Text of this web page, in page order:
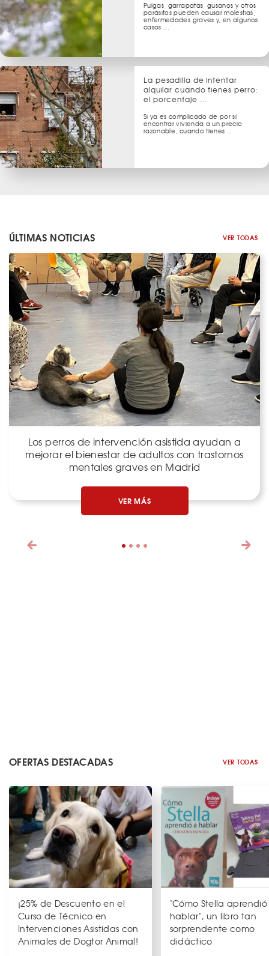
Pulgas, garrapatas, gusanos y otros
parásitos pueden causar molestias,
enfermedades graves y, en algunos
casos …
La pesadilla de intentar
alquilar cuando tienes perro:
el porcentaje …
Si ya es complicado de por sí
encontrar vivienda a un precio
razonable, cuando tienes …
ÚLTIMAS NOTICIAS VER TODAS
Los perros de intervención asistida ayudan a
mejorar el bienestar de adultos con trastornos
mentales graves en Madrid
VER MÁS
OFERTAS DESTACADAS VER TODAS
¡25% de Descuento en el
Curso de Técnico en
Intervenciones Asistidas con
Animales de Dogtor Animal!
"Cómo Stella
hablar", un libro tan
sorprendente como
didáctico